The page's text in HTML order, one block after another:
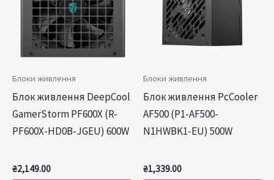
Блоки живлення
Блок живлення DeepCool
GamerStorm PF600X (R-
PF600X-HD0B-JGEU) 600W
₴2,149.00
Блоки живлення
Блок живлення PcCooler
AF500 (P1-AF500-
N1HWBK1-EU) 500W
₴1,339.00